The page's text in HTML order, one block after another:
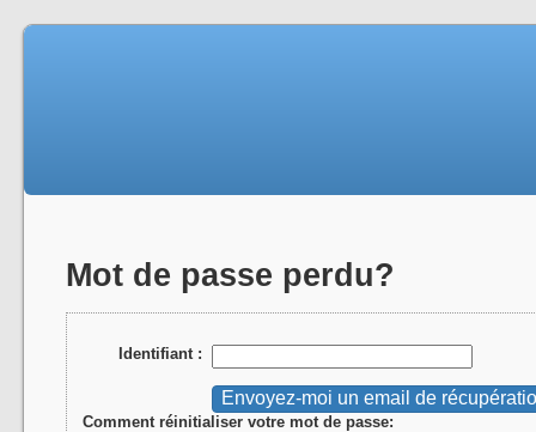
Mot de passe perdu?
Identifiant :
Comment réinitialiser votre mot de passe: